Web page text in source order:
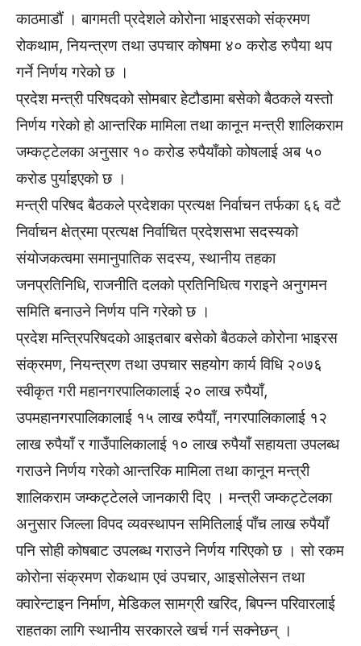
काठमाडौं । बागमती प्रदेशले कोरोना भाइरसको संक्रमण
रोकथाम, नियन्त्रण तथा उपचार कोषमा ४० करोड रुपैया थप
गर्ने निर्णय गरेको छ ।
प्रदेश मन्त्री परिषदको सोमबार हेटौडामा बसेको बैठकले यस्तो
निर्णय गरेको हो आन्तरिक मामिला तथा कानून मन्त्री शालिकराम
जम्कट्टेलका अनुसार १० करोड रुपैयाँको कोषलाई अब ५०
करोड पुर्याइएको छ ।
मन्त्री परिषद बैठकले प्रदेशका प्रत्यक्ष निर्वाचन तर्फका ६६ वटै
निर्वाचन क्षेत्रमा प्रत्यक्ष निर्वाचित प्रदेशसभा सदस्यको
संयोजकत्वमा समानुपातिक सदस्य, स्थानीय तहका
जनप्रतिनिधि, राजनीति दलको प्रतिनिधित्व गराइने अनुगमन
समिति बनाउने निर्णय पनि गरेको छ ।
प्रदेश मन्त्रिपरिषदको आइतबार बसेको बैठकले कोरोना भाइरस
संक्रमण, नियन्त्रण तथा उपचार सहयोग कार्य विधि २०७६
स्वीकृत गरी महानगरपालिकालाई २० लाख रुपैयाँ,
उपमहानगरपालिकालाई १५ लाख रुपैयाँ, नगरपालिकालाई १२
लाख रुपैयाँ र गाउँपालिकालाई १० लाख रुपैयाँ सहायता उपलब्ध
गराउने निर्णय गरेको आन्तरिक मामिला तथा कानून मन्त्री
शालिकराम जम्कट्टेलले जानकारी दिए । मन्त्री जम्कट्टेलका
अनुसार जिल्ला विपद व्यवस्थापन समितिलाई पाँच लाख रुपैयाँ
पनि सोही कोषबाट उपलब्ध गराउने निर्णय गरिएको छ । सो रकम
कोरोना संक्रमण रोकथाम एवं उपचार, आइसोलेसन तथा
क्वारेन्टाइन निर्माण, मेडिकल सामग्री खरिद, बिपन्न परिवारलाई
राहतका लागि स्थानीय सरकारले खर्च गर्न सक्नेछन् ।